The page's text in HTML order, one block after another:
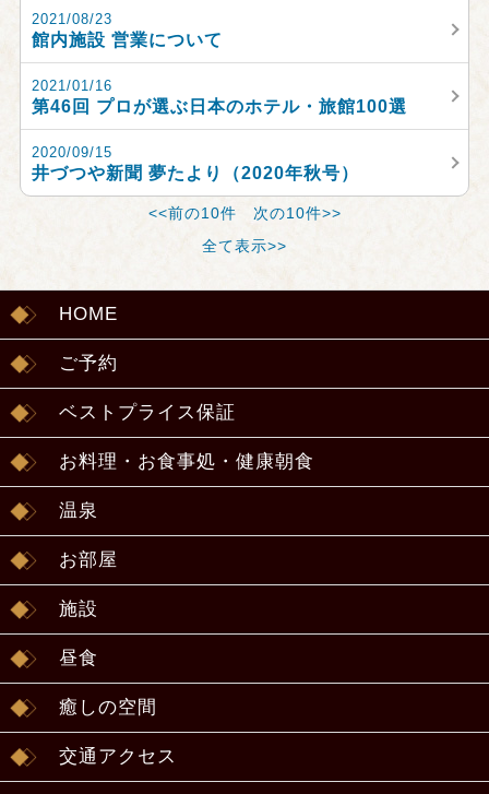
2021/08/23
館内施設 営業について
2021/01/16
第46回 プロが選ぶ日本のホテル・旅館100選
2020/09/15
井づつや新聞 夢たより（2020年秋号）
<<前の10件
次の10件>>
全て表示>>
HOME
ご予約
ベストプライス保証
お料理・お食事処・健康朝食
温泉
お部屋
施設
昼食
癒しの空間
交通アクセス